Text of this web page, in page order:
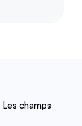
Les champs